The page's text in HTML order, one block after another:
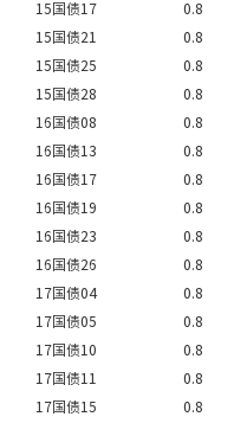
15国债17
0.8
15国债21
0.8
15国债25
0.8
15国债28
0.8
16国债08
0.8
16国债13
0.8
16国债17
0.8
16国债19
0.8
16国债23
0.8
16国债26
0.8
17国债04
0.8
17国债05
0.8
17国债10
0.8
17国债11
0.8
17国债15
0.8